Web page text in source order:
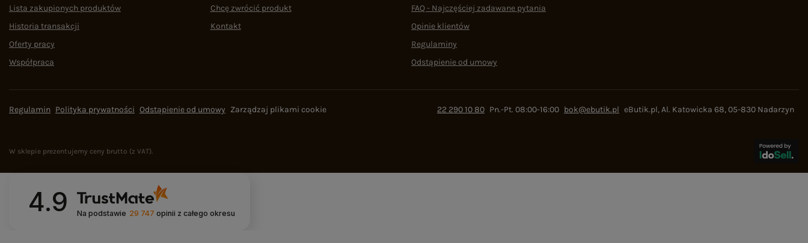
Lista zakupionych produktów
Historia transakcji
Oferty pracy
Współpraca
Chcę zwrócić produkt
Kontakt
FAQ - Najczęściej zadawane pytania
Opinie klientów
Regulaminy
Odstąpienie od umowy
Regulamin Polityka prywatności Odstąpienie od umowy Zarządzaj plikami cookie 22 290 10 80 Pn.-Pt. 08:00-16:00 bok@ebutik.pl eButik.pl,Al. Katowicka 68,05-830 Nadarzyn
W sklepie prezentujemy ceny brutto (z VAT).
4.9 Na podstawie 29 747 opinii z całego okresu